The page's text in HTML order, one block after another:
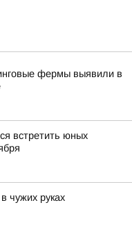
фермы выявили в
встретить юных
чужих руках